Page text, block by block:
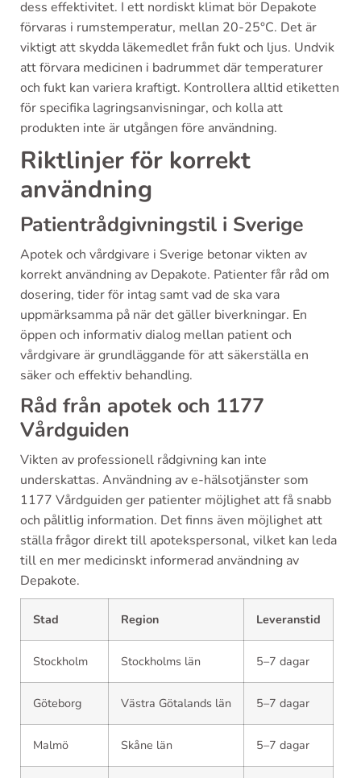
dess effektivitet. I ett nordiskt klimat bör Depakote
förvaras i rumstemperatur, mellan 20-25°C. Det är
viktigt att skydda läkemedlet från fukt och ljus. Undvik
att förvara medicinen i badrummet där temperaturer
och fukt kan variera kraftigt. Kontrollera alltid etiketten
för specifika lagringsanvisningar, och kolla att
produkten inte är utgången före användning.
Riktlinjer för korrekt
användning
Patientrådgivningstil i Sverige
Apotek och vårdgivare i Sverige betonar vikten av
korrekt användning av Depakote. Patienter får råd om
dosering, tider för intag samt vad de ska vara
uppmärksamma på när det gäller biverkningar. En
öppen och informativ dialog mellan patient och
vårdgivare är grundläggande för att säkerställa en
säker och effektiv behandling.
Råd från apotek och 1177
Vårdguiden
Vikten av professionell rådgivning kan inte
underskattas. Användning av e-hälsotjänster som
1177 Vårdguiden ger patienter möjlighet att få snabb
och pålitlig information. Det finns även möjlighet att
ställa frågor direkt till apotekspersonal, vilket kan leda
till en mer medicinskt informerad användning av
Depakote.
Stad Region Leveranstid
Stockholm Stockholms län 5–7 dagar
Göteborg Västra Götalands län 5–7 dagar
Malmö Skåne län 5–7 dagar